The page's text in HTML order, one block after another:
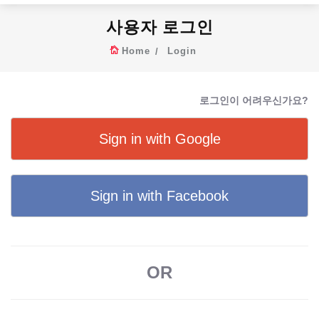
사용자 로그인
Home Login
로그인이 어려우신가요?
Sign in with Google
Sign in with Facebook
OR